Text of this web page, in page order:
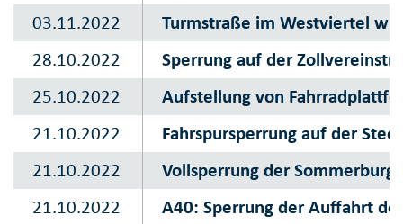
03.11.2022
Turmstraße im Westviertel
28.10.2022
Sperrung auf der
25.10.2022
Aufstellung von
21.10.2022
Fahrspursperrung auf der
21.10.2022
Vollsperrung der
21.10.2022
A40: Sperrung der Auffahrt